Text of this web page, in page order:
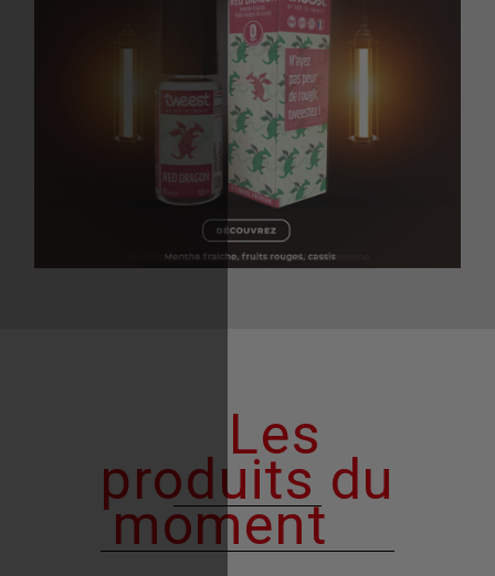
Les
produits du
moment